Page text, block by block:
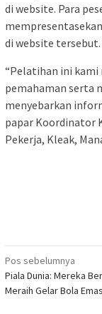
di website. Para
di website tersebut.
“Pelatihan ini
pemahaman serta
menyebarkan
papar Koordinator
Pekerja, Kleak,
Navigasi
pos
Pos sebelumnya
Piala Dunia: Mereka
Meraih Gelar Bola